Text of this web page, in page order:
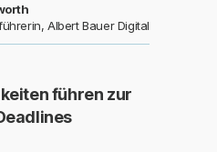
Albert Bauer Digital
führen zur